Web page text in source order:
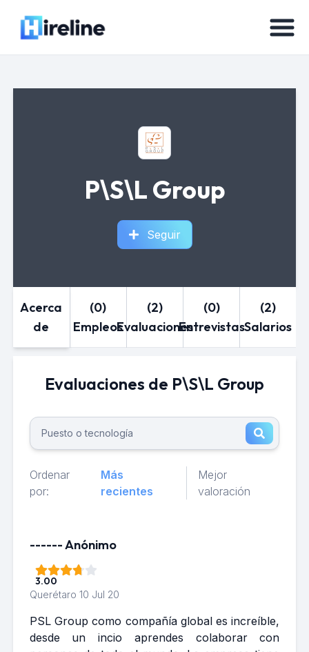
P\S\L Group
Seguir
Acerca
de
(0)
Empleos
(2)
Evaluaciones
(0)
Entrevistas
(2)
Salarios
Evaluaciones de P\S\L Group
Ordenar
por:
Más
recientes
Mejor
valoración
------ Anónimo
3.00
Querétaro 10 Jul 20
PSL Group como compañía global es increíble,
desde un incio aprendes colaborar con